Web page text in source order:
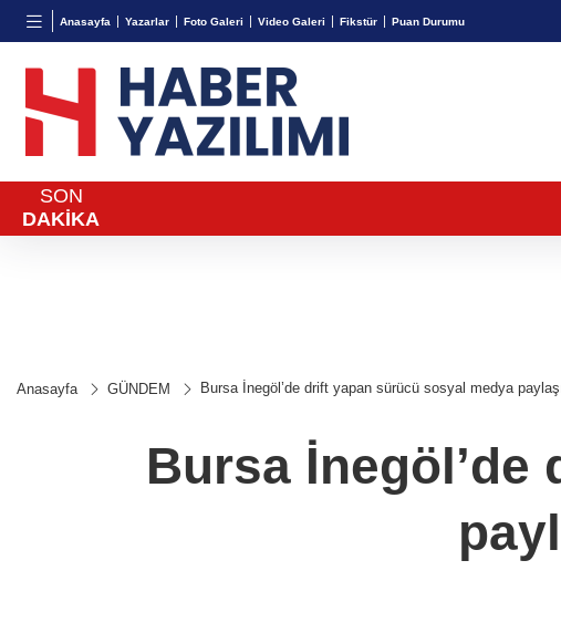
Anasayfa Yazarlar Foto Galeri Video Galeri Fikstür Puan Durumu
BGN
27,9743 %-0,22
VND
0,0018%0,32
6.660,55
SON
DAKİKA
Anasayfa GÜNDEM Bursa İnegöl’de drift yapan sürücü sosyal medya
Bursa